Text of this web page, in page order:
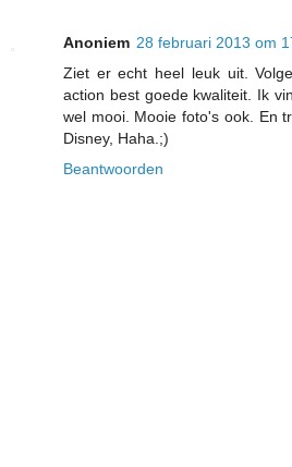
Anoniem 28 februari 2013 om
Ziet er echt heel leuk uit.
action best goede kwaliteit. Ik
wel mooi. Mooie foto's ook. En
Disney, Haha.;)
Beantwoorden